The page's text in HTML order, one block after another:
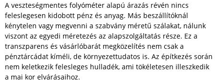
A veszteségmentes folyóméter alapú árazás révén nincs
feleslegesen kidobott pénz és anyag. Más beszállítóknál
kénytelen vagy megvenni a szabvány méretű szálakat, nálunk
viszont az egyedi méretezés az alapszolgáltatás része. Ez a
transzparens és vásárlóbarát megközelítés nem csak a
pénztárcádat kíméli, de környezettudatos is. Az építkezés során
nem keletkezik felesleges hulladék, ami tökéletesen illeszkedik
a mai kor elvárásaihoz.